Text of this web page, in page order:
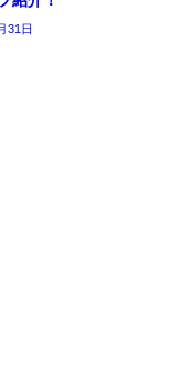
31日